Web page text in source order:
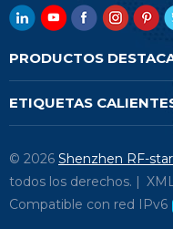
PRODUCTOS
ETIQUETAS
© 2026 Shenzhen RF-
todos los derechos. |
Compatible con red IPv6